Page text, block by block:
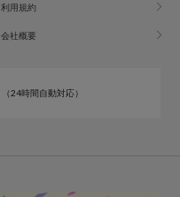
利用規約
会社概要
（24時間自動対応）